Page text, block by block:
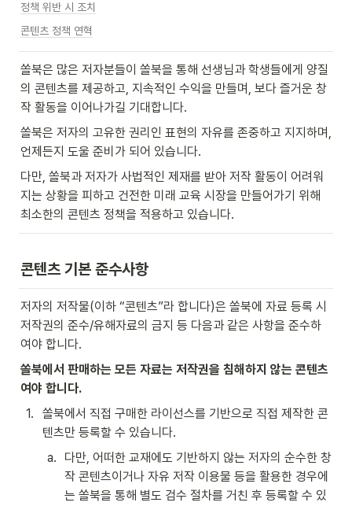
정책 위반 시 조치
콘텐츠 정책 연혁
쏠북은 많은 저자분들이 쏠북을 통해 선생님과 학생들에게 양질
의 콘텐츠를 제공하고, 지속적인 수익을 만들며, 보다 즐거운 창
작 활동을 이어나가길 기대합니다.
쏠북은 저자의 고유한 권리인 표현의 자유를 존중하고 지지하며,
언제든지 도울 준비가 되어 있습니다.
다만, 쏠북과 저자가 사법적인 제재를 받아 저작 활동이 어려워
지는 상황을 피하고 건전한 미래 교육 시장을 만들어가기 위해
최소한의 콘텐츠 정책을 적용하고 있습니다.
콘텐츠 기본 준수사항
저자의 저작물(이하 “콘텐츠”라 합니다)은 쏠북에 자료 등록 시
저작권의 준수/유해자료의 금지 등 다음과 같은 사항을 준수하
여야 합니다.
쏠북에서 판매하는 모든 자료는 저작권을 침해하지 않는 콘텐츠
여야 합니다.
1.
쏠북에서 직접 구매한 라이선스를 기반으로 직접 제작한 콘
텐츠만 등록할 수 있습니다.
a.
다만, 어떠한 교재에도 기반하지 않는 저자의 순수한 창
작 콘텐츠이거나 자유 저작 이용물 등을 활용한 경우에
는 쏠북을 통해 별도 검수 절차를 거친 후 등록할 수 있